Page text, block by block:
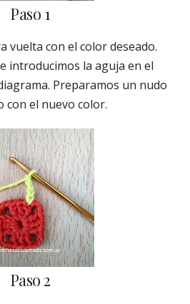
Paso 1
vuelta con el color deseado.
introducimos la aguja en el
Preparamos un nudo
con el nuevo color.
Paso 2